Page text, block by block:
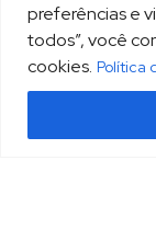
preferências e
todos”, você
cookies. Política